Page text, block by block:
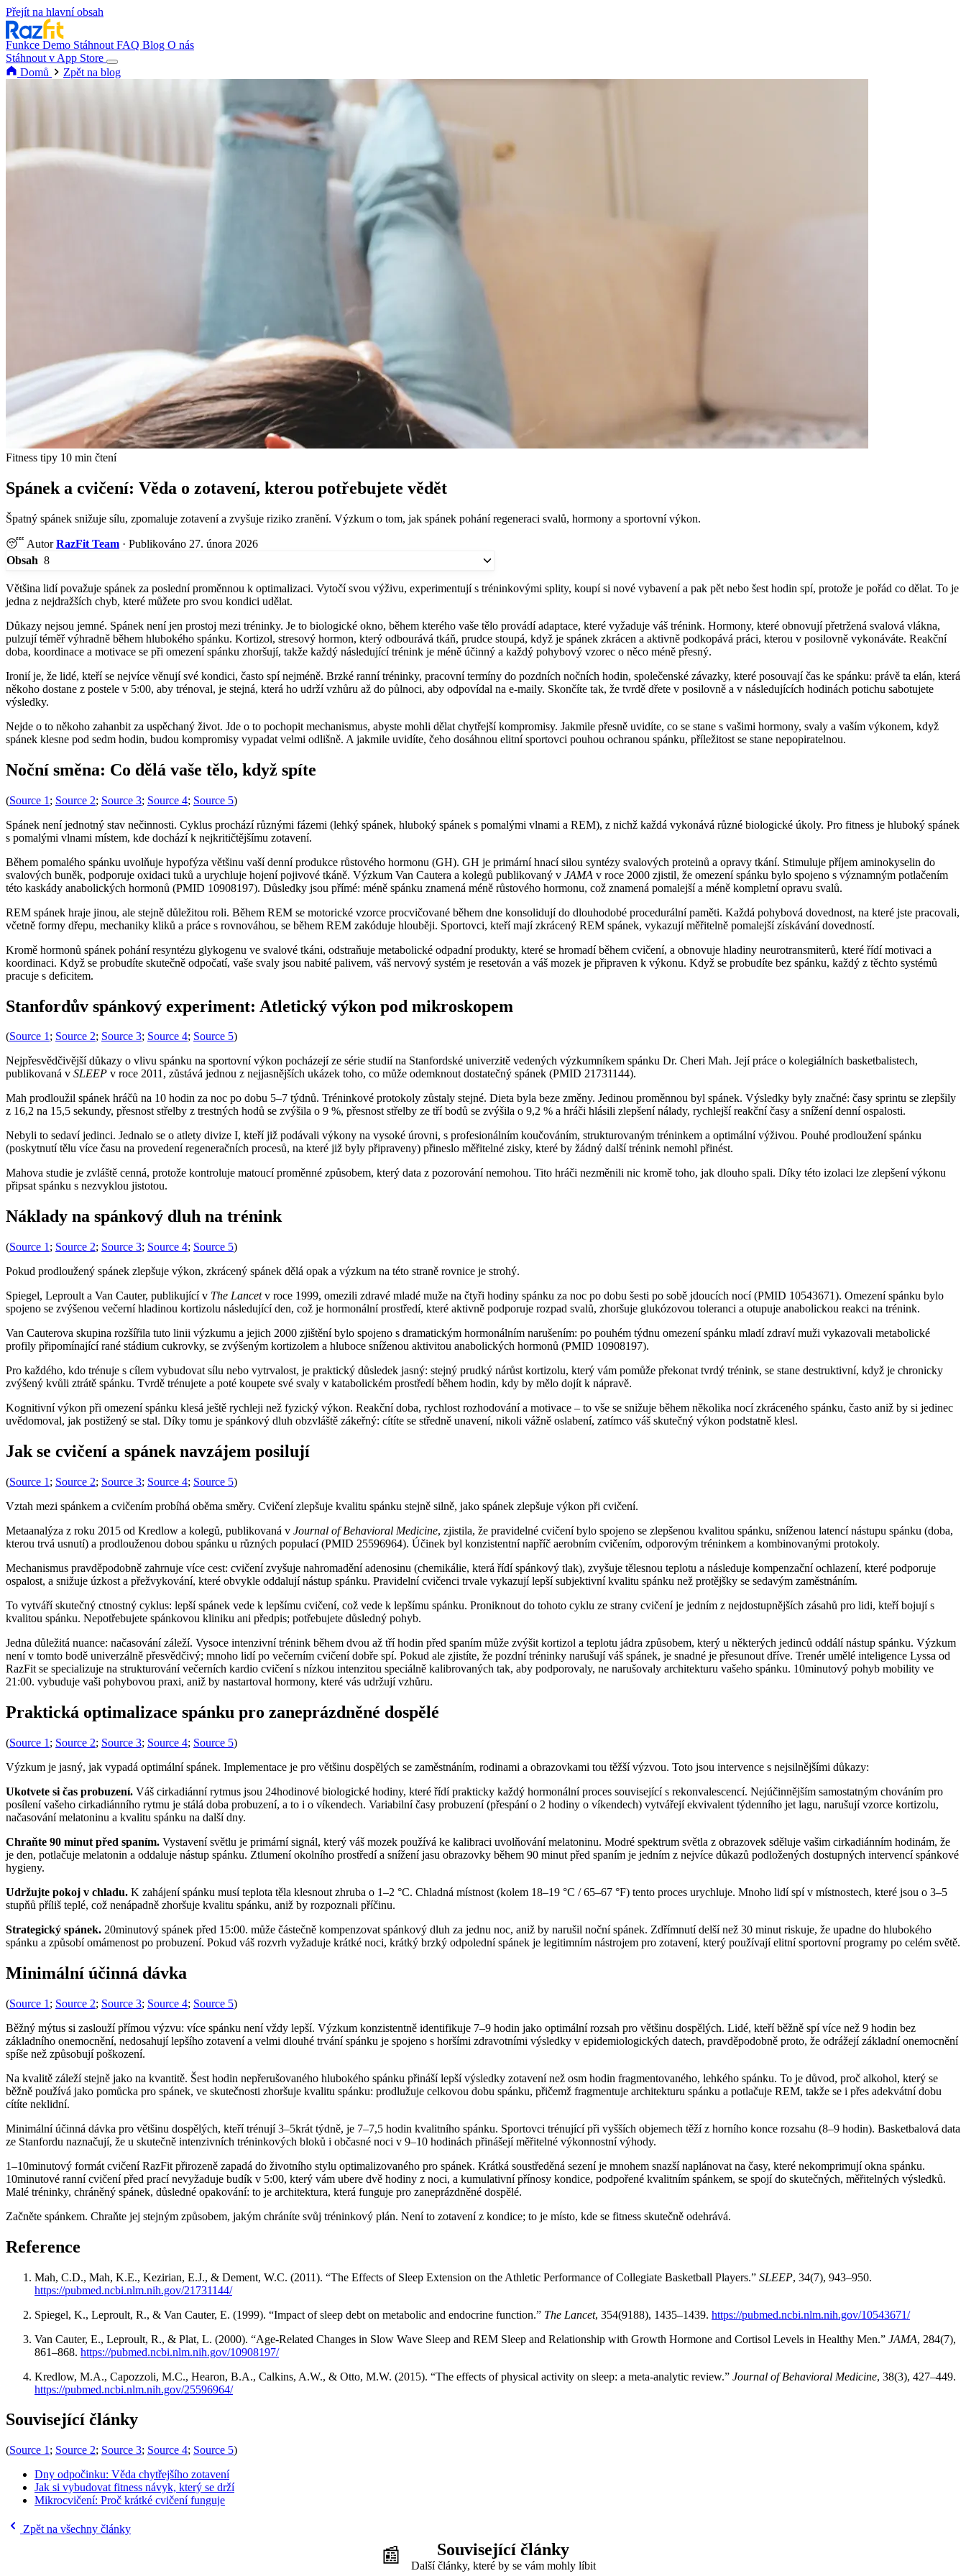
Přejít na hlavní obsah
Funkce Demo Stáhnout FAQ Blog O nás
Stáhnout v App Store
Domů
Zpět na blog
Fitness tipy 10 min čtení
Spánek a cvičení: Věda o zotavení, kterou potřebujete vědět
Špatný spánek snižuje sílu, zpomaluje zotavení a zvyšuje riziko zranění. Výzkum o tom, jak spánek pohání regeneraci svalů, hormony a sportovní výkon.
😴 AutorRazFit Team · Publikováno 27. února 2026
Obsah 8
Většina lidí považuje spánek za poslední proměnnou k optimalizaci. Vytočí svou výživu, experimentují s tréninkovými splity, koupí si nové vybavení a pak pět nebo šest hodin spí, protože je pořád co dělat. To je
jedna z nejdražších chyb, které můžete pro svou kondici udělat.
Důkazy nejsou jemné. Spánek není jen prostoj mezi tréninky. Je to biologické okno, během kterého vaše tělo provádí adaptace, které vyžaduje váš trénink. Hormony, které obnovují přetržená svalová vlákna,
pulzují téměř výhradně během hlubokého spánku. Kortizol, stresový hormon, který odbourává tkáň, prudce stoupá, když je spánek zkrácen a aktivně podkopává práci, kterou v posilovně vykonáváte. Reakční
doba, koordinace a motivace se při omezení spánku zhoršují, takže každý následující trénink je méně účinný a každý pohybový vzorec o něco méně přesný.
Ironií je, že lidé, kteří se nejvíce věnují své kondici, často spí nejméně. Brzké ranní tréninky, pracovní termíny do pozdních nočních hodin, společenské závazky, které posouvají čas ke spánku: právě ta elán, která
někoho dostane z postele v 5:00, aby trénoval, je stejná, která ho udrží vzhůru až do půlnoci, aby odpovídal na e-maily. Skončíte tak, že tvrdě dřete v posilovně a v následujících hodinách potichu sabotujete
výsledky.
Nejde o to někoho zahanbit za uspěchaný život. Jde o to pochopit mechanismus, abyste mohli dělat chytřejší kompromisy. Jakmile přesně uvidíte, co se stane s vašimi hormony, svaly a vaším výkonem, když
spánek klesne pod sedm hodin, budou kompromisy vypadat velmi odlišně. A jakmile uvidíte, čeho dosáhnou elitní sportovci pouhou ochranou spánku, příležitost se stane nepopiratelnou.
Noční směna: Co dělá vaše tělo, když spíte
(Source 1 ; Source 2; Source 3; Source 4; Source 5)
Spánek není jednotný stav nečinnosti. Cyklus prochází různými fázemi (lehký spánek, hluboký spánek s pomalými vlnami a REM), z nichž každá vykonává různé biologické úkoly. Pro fitness je hluboký spánek
s pomalými vlnami místem, kde dochází k nejkritičtějšímu zotavení.
Během pomalého spánku uvolňuje hypofýza většinu vaší denní produkce růstového hormonu (GH). GH je primární hnací silou syntézy svalových proteinů a opravy tkání. Stimuluje příjem aminokyselin do
svalových buněk, podporuje oxidaci tuků a urychluje hojení pojivové tkáně. Výzkum Van Cautera a kolegů publikovaný v JAMA v roce 2000 zjistil, že omezení spánku bylo spojeno s významným potlačením
této kaskády anabolických hormonů (PMID 10908197). Důsledky jsou přímé: méně spánku znamená méně růstového hormonu, což znamená pomalejší a méně kompletní opravu svalů.
REM spánek hraje jinou, ale stejně důležitou roli. Během REM se motorické vzorce procvičované během dne konsolidují do dlouhodobé procedurální paměti. Každá pohybová dovednost, na které jste pracovali,
včetně formy dřepu, mechaniky kliků a práce s rovnováhou, se během REM zakóduje hlouběji. Sportovci, kteří mají zkrácený REM spánek, vykazují měřitelně pomalejší získávání dovedností.
Kromě hormonů spánek pohání resyntézu glykogenu ve svalové tkáni, odstraňuje metabolické odpadní produkty, které se hromadí během cvičení, a obnovuje hladiny neurotransmiterů, které řídí motivaci a
koordinaci. Když se probudíte skutečně odpočatí, vaše svaly jsou nabité palivem, váš nervový systém je resetován a váš mozek je připraven k výkonu. Když se probudíte bez spánku, každý z těchto systémů
pracuje s deficitem.
Stanfordův spánkový experiment: Atletický výkon pod mikroskopem
(Source 1; Source 2; Source 3; Source 4; Source 5)
Nejpřesvědčivější důkazy o vlivu spánku na sportovní výkon pocházejí ze série studií na Stanfordské univerzitě vedených výzkumníkem spánku Dr. Cheri Mah. Její práce o kolegiálních basketbalistech,
publikovaná v SLEEP v roce 2011, zůstává jednou z nejjasnějších ukázek toho, co může odemknout dostatečný spánek (PMID 21731144).
Mah prodloužil spánek hráčů na 10 hodin za noc po dobu 5–7 týdnů. Tréninkové protokoly zůstaly stejné. Dieta byla beze změny. Jedinou proměnnou byl spánek. Výsledky byly značné: časy sprintu se zlepšily
z 16,2 na 15,5 sekundy, přesnost střelby z trestných hodů se zvýšila o 9 %, přesnost střelby ze tří bodů se zvýšila o 9,2 % a hráči hlásili zlepšení nálady, rychlejší reakční časy a snížení denní ospalosti.
Nebyli to sedaví jedinci. Jednalo se o atlety divize I, kteří již podávali výkony na vysoké úrovni, s profesionálním koučováním, strukturovaným tréninkem a optimální výživou. Pouhé prodloužení spánku
(poskytnutí tělu více času na provedení regeneračních procesů, na které již byly připraveny) přineslo měřitelné zisky, které by žádný další trénink nemohl přinést.
Mahova studie je zvláště cenná, protože kontroluje matoucí proměnné způsobem, který data z pozorování nemohou. Tito hráči nezměnili nic kromě toho, jak dlouho spali. Díky této izolaci lze zlepšení výkonu
připsat spánku s nezvyklou jistotou.
Náklady na spánkový dluh na trénink
(Source 1 ; Source 2; Source 3; Source 4; Source 5)
Pokud prodloužený spánek zlepšuje výkon, zkrácený spánek dělá opak a výzkum na této straně rovnice je strohý.
Spiegel, Leproult a Van Cauter, publikující v The Lancetv roce 1999, omezili zdravé mladé muže na čtyři hodiny spánku za noc po dobu šesti po sobě jdoucích nocí (PMID 10543671). Omezení spánku bylo
spojeno se zvýšenou večerní hladinou kortizolu následující den, což je hormonální prostředí, které aktivně podporuje rozpad svalů, zhoršuje glukózovou toleranci a otupuje anabolickou reakci na trénink.
Van Cauterova skupina rozšířila tuto linii výzkumu a jejich 2000 zjištění bylo spojeno s dramatickým hormonálním narušením: po pouhém týdnu omezení spánku mladí zdraví muži vykazovali metabolické
profily připomínající rané stádium cukrovky, se zvýšeným kortizolem a hluboce sníženou aktivitou anabolických hormonů (PMID 10908197).
Pro každého, kdo trénuje s cílem vybudovat sílu nebo vytrvalost, je praktický důsledek jasný: stejný prudký nárůst kortizolu, který vám pomůže překonat tvrdý trénink, se stane destruktivní, když je chronicky
zvýšený kvůli ztrátě spánku. Tvrdě trénujete a poté koupete své svaly v katabolickém prostředí během hodin, kdy by mělo dojít k nápravě.
Kognitivní výkon při omezení spánku klesá ještě rychleji než fyzický výkon. Reakční doba, rychlost rozhodování a motivace – to vše se snižuje během několika nocí zkráceného spánku, často aniž by si jedinec
uvědomoval, jak postižený se stal. Díky tomu je spánkový dluh obzvláště zákeřný: cítíte se středně unavení, nikoli vážně oslabení, zatímco váš skutečný výkon podstatně klesl.
Jak se cvičení a spánek navzájem posilují
(Source 1 ; Source 2; Source 3; Source 4; Source 5)
Vztah mezi spánkem a cvičením probíhá oběma směry. Cvičení zlepšuje kvalitu spánku stejně silně, jako spánek zlepšuje výkon při cvičení.
Metaanalýza z roku 2015 od Kredlow a kolegů, publikovaná v Journal of Behavioral Medicine, zjistila, že pravidelné cvičení bylo spojeno se zlepšenou kvalitou spánku, sníženou latencí nástupu spánku (doba,
kterou trvá usnutí) a prodlouženou dobou spánku u různých populací (PMID 25596964). Účinek byl konzistentní napříč aerobním cvičením, odporovým tréninkem a kombinovanými protokoly.
Mechanismus pravděpodobně zahrnuje více cest: cvičení zvyšuje nahromadění adenosinu (chemikálie, která řídí spánkový tlak), zvyšuje tělesnou teplotu a následuje kompenzační ochlazení, které podporuje
ospalost, a snižuje úzkost a přežvykování, které obvykle oddalují nástup spánku. Pravidelní cvičenci trvale vykazují lepší subjektivní kvalitu spánku než protějšky se sedavým zaměstnáním.
To vytváří skutečný ctnostný cyklus: lepší spánek vede k lepšímu cvičení, což vede k lepšímu spánku. Proniknout do tohoto cyklu ze strany cvičení je jedním z nejdostupnějších zásahů pro lidi, kteří bojují s
kvalitou spánku. Nepotřebujete spánkovou kliniku ani předpis; potřebujete důsledný pohyb.
Jedna důležitá nuance: načasování záleží. Vysoce intenzivní trénink během dvou až tří hodin před spaním může zvýšit kortizol a teplotu jádra způsobem, který u některých jedinců oddálí nástup spánku. Výzkum
není v tomto bodě univerzálně přesvědčivý; mnoho lidí po večerním cvičení dobře spí. Pokud ale zjistíte, že pozdní tréninky narušují váš spánek, je snadné je přesunout dříve. Trenér umělé inteligence Lyssa od
RazFit se specializuje na strukturování večerních kardio cvičení s nízkou intenzitou speciálně kalibrovaných tak, aby podporovaly, ne narušovaly architekturu vašeho spánku. 10minutový pohyb mobility ve
21:00. vybuduje vaši pohybovou praxi, aniž by nastartoval hormony, které vás udržují vzhůru.
Praktická optimalizace spánku pro zaneprázdněné dospělé
(Source 1 ; Source 2; Source 3; Source 4; Source 5)
Výzkum je jasný, jak vypadá optimální spánek. Implementace je pro většinu dospělých se zaměstnáním, rodinami a obrazovkami tou těžší výzvou. Toto jsou intervence s nejsilnějšími důkazy:
Ukotvete si čas probuzení. Váš cirkadiánní rytmus jsou 24hodinové biologické hodiny, které řídí prakticky každý hormonální proces související s rekonvalescencí. Nejúčinnějším samostatným chováním pro
posílení vašeho cirkadiánního rytmu je stálá doba probuzení, a to i o víkendech. Variabilní časy probuzení (přespání o 2 hodiny o víkendech) vytvářejí ekvivalent týdenního jet lagu, narušují vzorce kortizolu,
načasování melatoninu a kvalitu spánku na další dny.
Chraňte 90 minut před spaním. Vystavení světlu je primární signál, který váš mozek používá ke kalibraci uvolňování melatoninu. Modré spektrum světla z obrazovek sděluje vašim cirkadiánním hodinám, že
je den, potlačuje melatonin a oddaluje nástup spánku. Ztlumení okolního prostředí a snížení jasu obrazovky během 90 minut před spaním je jedním z nejvíce důkazů podložených dostupných intervencí spánkové
hygieny.
Udržujte pokoj v chladu. K zahájení spánku musí teplota těla klesnout zhruba o 1–2 °C. Chladná místnost (kolem 18–19 °C / 65–67 °F) tento proces urychluje. Mnoho lidí spí v místnostech, které jsou o 3–5
stupňů příliš teplé, což nenápadně zhoršuje kvalitu spánku, aniž by rozpoznali příčinu.
Strategický spánek. 20minutový spánek před 15:00. může částečně kompenzovat spánkový dluh za jednu noc, aniž by narušil noční spánek. Zdřímnutí delší než 30 minut riskuje, že upadne do hlubokého
spánku a způsobí omámenost po probuzení. Pokud váš rozvrh vyžaduje krátké noci, krátký brzký odpolední spánek je legitimním nástrojem pro zotavení, který používají elitní sportovní programy po celém světě.
Minimální účinná dávka
(Source 1 ; Source 2; Source 3; Source 4; Source 5)
Běžný mýtus si zaslouží přímou výzvu: více spánku není vždy lepší. Výzkum konzistentně identifikuje 7–9 hodin jako optimální rozsah pro většinu dospělých. Lidé, kteří běžně spí více než 9 hodin bez
základního onemocnění, nedosahují lepšího zotavení a velmi dlouhé trvání spánku je spojeno s horšími zdravotními výsledky v epidemiologických datech, pravděpodobně proto, že odrážejí základní onemocnění
spíše než způsobují poškození.
Na kvalitě záleží stejně jako na kvantitě. Šest hodin nepřerušovaného hlubokého spánku přináší lepší výsledky zotavení než osm hodin fragmentovaného, ​​lehkého spánku. To je důvod, proč alkohol, který se
běžně používá jako pomůcka pro spánek, ve skutečnosti zhoršuje kvalitu spánku: prodlužuje celkovou dobu spánku, přičemž fragmentuje architekturu spánku a potlačuje REM, takže se i přes adekvátní dobu
cítíte neklidní.
Minimální účinná dávka pro většinu dospělých, kteří trénují 3–5krát týdně, je 7–7,5 hodin kvalitního spánku. Sportovci trénující při vyšších objemech těží z horního konce rozsahu (8–9 hodin). Basketbalová data
ze Stanfordu naznačují, že u skutečně intenzivních tréninkových bloků i občasné noci v 9–10 hodinách přinášejí měřitelné výkonnostní výhody.
1–10minutový formát cvičení RazFit přirozeně zapadá do životního stylu optimalizovaného pro spánek. Krátká soustředěná sezení je mnohem snazší naplánovat na časy, které nekomprimují okna spánku.
10minutové ranní cvičení před prací nevyžaduje budík v 5:00, který vám ubere dvě hodiny z noci, a kumulativní přínosy kondice, podpořené kvalitním spánkem, se spojí do skutečných, měřitelných výsledků.
Malé tréninky, chráněný spánek, důsledné opakování: to je architektura, která funguje pro zaneprázdněné dospělé.
Začněte spánkem. Chraňte jej stejným způsobem, jakým chráníte svůj tréninkový plán. Není to zotavení z kondice; to je místo, kde se fitness skutečně odehrává.
Reference
Mah, C.D., Mah, K.E., Kezirian, E.J., & Dement, W.C. (2011). “The Effects of Sleep Extension on the Athletic Performance of Collegiate Basketball Players.” SLEEP, 34(7), 943–950.
https://pubmed.ncbi.nlm.nih.gov/21731144/
Spiegel, K., Leproult, R., & Van Cauter, E. (1999). “Impact of sleep debt on metabolic and endocrine function.” The Lancet, 354(9188), 1435–1439. https://pubmed.ncbi.nlm.nih.gov/10543671/
Van Cauter, E., Leproult, R., & Plat, L. (2000). “Age-Related Changes in Slow Wave Sleep and REM Sleep and Relationship with Growth Hormone and Cortisol Levels in Healthy Men.” JAMA, 284(7),
861–868. https://pubmed.ncbi.nlm.nih.gov/10908197/
Kredlow, M.A., Capozzoli, M.C., Hearon, B.A., Calkins, A.W., & Otto, M.W. (2015). “The effects of physical activity on sleep: a meta-analytic review.” Journal of Behavioral Medicine, 38(3), 427–449.
https://pubmed.ncbi.nlm.nih.gov/25596964/
Související články
(Source 1 ; Source 2; Source 3; Source 4; Source 5)
Dny odpočinku: Věda chytřejšího zotavení
Jak si vybudovat fitness návyk, který se drží
Mikrocvičení: Proč krátké cvičení funguje
Zpět na všechny články
📰 Související články
Další články, které by se vám mohly líbit